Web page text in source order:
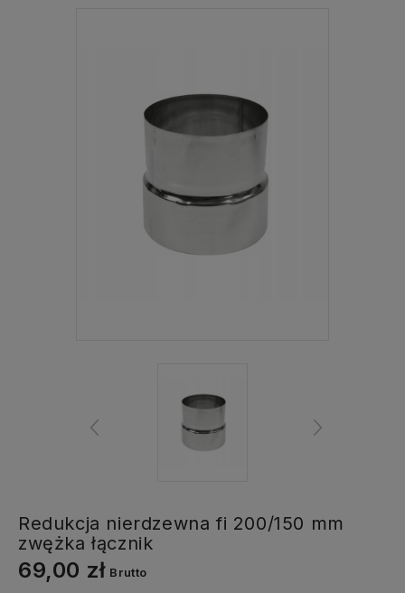
Redukcja nierdzewna fi 200/150 mm
zwężka łącznik
69,00 zł Brutto